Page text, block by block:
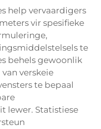
help vervaardigers
vir spesifieke
te
behels gewoonlik
verskeie
te bepaal
lewer. Statistiese